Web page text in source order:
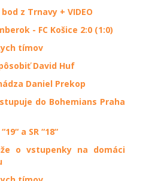
z Trnavy + VIDEO
- FC Košice 2:0 (1:0)
tímov
David Huf
Daniel Prekop
do Bohemians Praha
a SR “18“
o vstupenky na domáci